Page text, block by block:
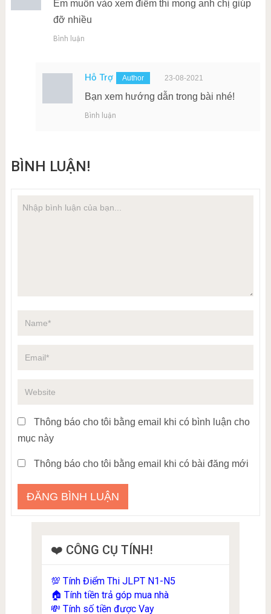
Em muốn vào xem điểm thi mong anh chị giúp
đỡ nhiều
Bình luận
Hỗ Trợ 23-08-2021
Bạn xem hướng dẫn trong bài nhé!
Bình luận
BÌNH LUẬN!
Thông báo cho tôi bằng email khi có bình luận cho
mục này
Thông báo cho tôi bằng email khi có bài đăng mới
❤️ CÔNG CỤ TÍNH!
💯 Tính Điểm Thi JLPT N1-N5
🏠 Tính tiền trả góp mua nhà
💸 Tính số tiền được Vay